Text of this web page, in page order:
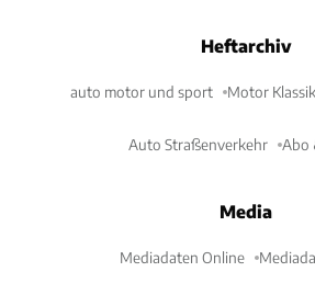
Heftarchiv
auto motor und sport Motor Klassik
Auto Straßenverkehr Abo
Media
Mediadaten Online